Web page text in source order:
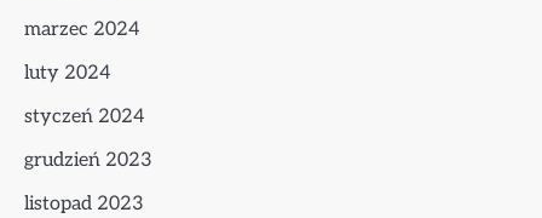
marzec 2024
luty 2024
styczeń 2024
grudzień 2023
listopad 2023